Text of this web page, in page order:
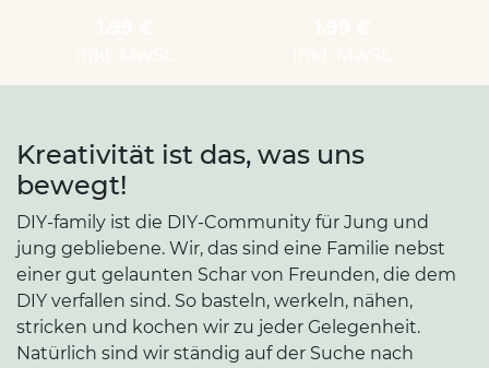
Kreativität ist das, was uns
bewegt!
DIY-family ist die DIY-Community für Jung und
jung gebliebene. Wir, das sind eine Familie nebst
einer gut gelaunten Schar von Freunden, die dem
DIY verfallen sind. So basteln, werkeln, nähen,
stricken und kochen wir zu jeder Gelegenheit.
Natürlich sind wir ständig auf der Suche nach